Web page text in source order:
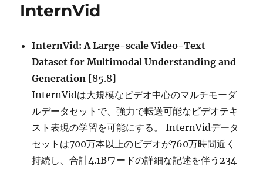
InternVid
InternVid: A Large-scale Video-Text
Dataset for Multimodal Understanding and
Generation [85.8]
InternVidは大規模なビデオ中心のマルチモーダ
ルデータセットで、強力で転送可能なビデオテキ
スト表現の学習を可能にする。 InternVidデータ
セットは700万本以上のビデオが760万時間近く
持続し、合計4.1Bワードの詳細な記述を伴う234